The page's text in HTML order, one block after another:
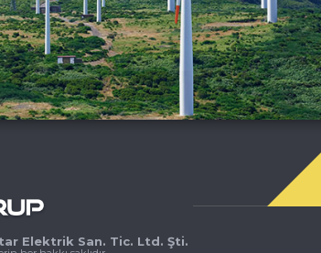
Elektrik San. Tic. Ltd. Şti.